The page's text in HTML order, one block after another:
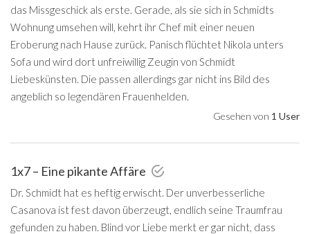
das Missgeschick als erste. Gerade, als sie sich in Schmidts
Wohnung umsehen will, kehrt ihr Chef mit einer neuen
Eroberung nach Hause zurück. Panisch flüchtet Nikola unters
Sofa und wird dort unfreiwillig Zeugin von Schmidt
Liebeskünsten. Die passen allerdings gar nicht ins Bild des
angeblich so legendären Frauenhelden.
Gesehen von 1 User
1x7 – Eine pikante Affäre
Dr. Schmidt hat es heftig erwischt. Der unverbesserliche
Casanova ist fest davon überzeugt, endlich seine Traumfrau
gefunden zu haben. Blind vor Liebe merkt er gar nicht, dass